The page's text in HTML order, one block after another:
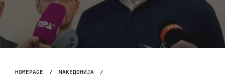
HOMEPAGE
МАКЕДОНИЈА